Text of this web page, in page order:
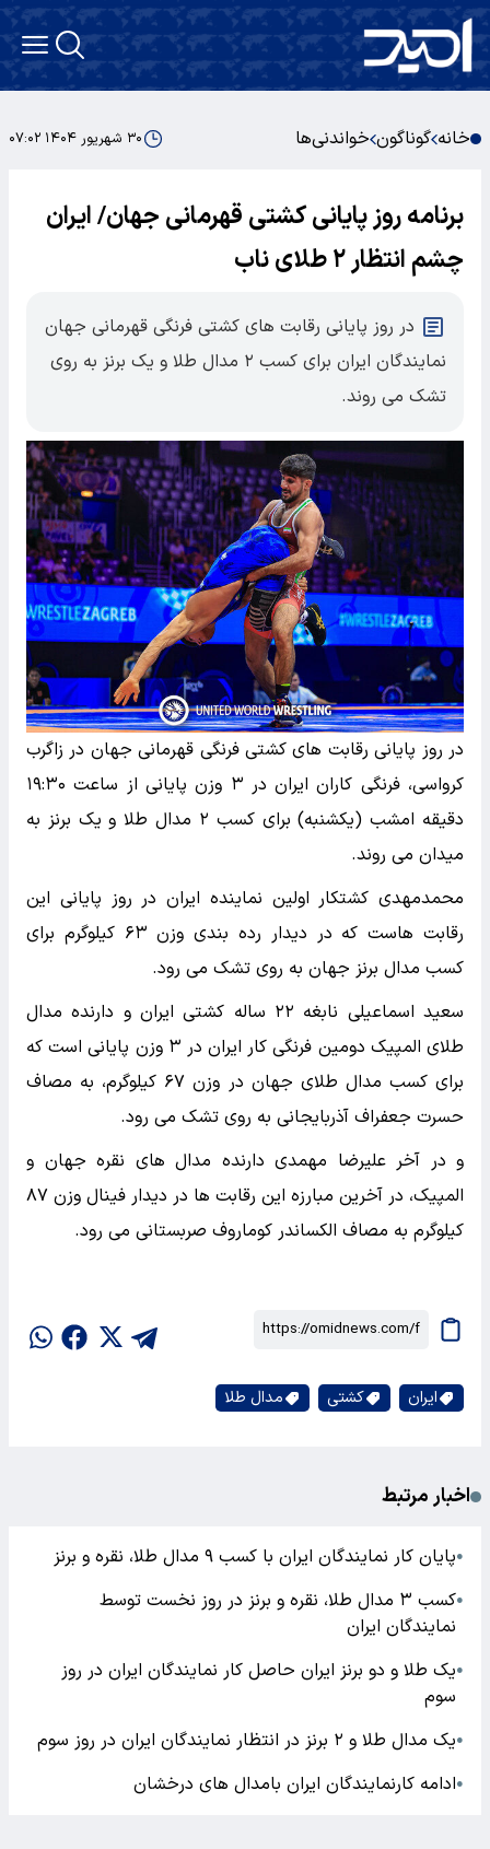
خانه گوناگون خواندنی‌ها ۳۰ شهریور ۱۴۰۴ ۰۷:۰۲
برنامه روز پایانی کشتی قهرمانی جهان/ ایران
چشم انتظار ۲ طلای ناب
در روز پایانی رقابت های کشتی فرنگی قهرمانی جهان
نمایندگان ایران برای کسب ۲ مدال طلا و یک برنز به روی
تشک می روند.
در روز پایانی رقابت های کشتی فرنگی قهرمانی جهان در زاگرب
کرواسی، فرنگی کاران ایران در ۳ وزن پایانی از ساعت ۱۹:۳۰
دقیقه امشب (یکشنبه) برای کسب ۲ مدال طلا و یک برنز به
میدان می روند.
محمدمهدی کشتکار اولین نماینده ایران در روز پایانی این
رقابت هاست که در دیدار رده بندی وزن ۶۳ کیلوگرم برای
کسب مدال برنز جهان به روی تشک می رود.
سعید اسماعیلی نابغه ۲۲ ساله کشتی ایران و دارنده مدال
طلای المپیک دومین فرنگی کار ایران در ۳ وزن پایانی است که
برای کسب مدال طلای جهان در وزن ۶۷ کیلوگرم، به مصاف
حسرت جعفراف آذربایجانی به روی تشک می رود.
و در آخر علیرضا مهمدی دارنده مدال های نقره جهان و
المپیک، در آخرین مبارزه این رقابت ها در دیدار فینال وزن ۸۷
کیلوگرم به مصاف الکساندر کوماروف صربستانی می رود.
ایران کشتی مدال طلا
اخبار مرتبط
●پایان کار نمایندگان ایران با کسب ۹ مدال طلا، نقره و برنز
●
کسب ۳ مدال طلا، نقره و برنز در روز نخست توسط
نمایندگان ایران
●یک طلا و دو برنز ایران حاصل کار نمایندگان ایران در روز
سوم
●یک مدال طلا و ۲ برنز در انتظار نمایندگان ایران در روز سوم
●ادامه کارنمایندگان ایران بامدال های درخشان